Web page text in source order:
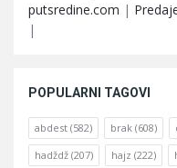
putsredine.com |
|
POPULARNI TAGOVI
abdest (582) brak (608)
hadždž (207) hajz (222)